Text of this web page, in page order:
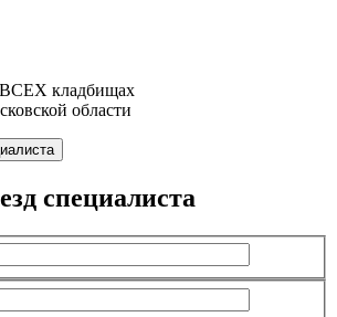
ВСЕХ кладбищах
области
специалиста